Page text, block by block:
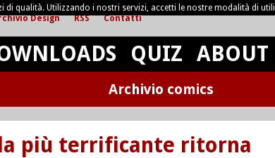
Design RSS Contatti
QUIZ ABOUT
Archivio comics
più terrificante ritorna
di qualità. Utilizzando i nostri servizi, accetti le nostre modalità di